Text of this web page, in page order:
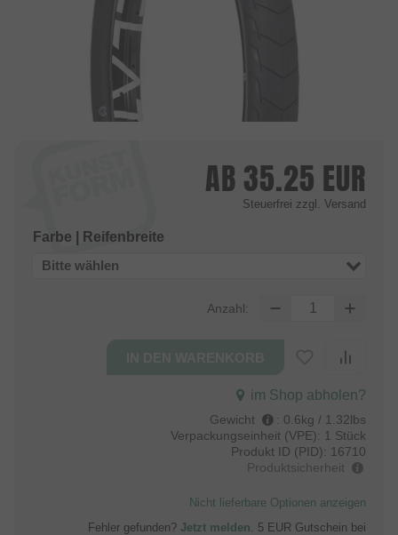
AB35.25 EUR
Steuerfrei zzgl. Versand
Farbe | Reifenbreite
Bitte wählen
Anzahl:
im Shop abholen?
Gewicht : 0.6kg / 1.32lbs
Verpackungseinheit (VPE): 1 Stück
Produkt ID (PID): 16710
Produktsicherheit
Nicht lieferbare Optionen anzeigen
Fehler gefunden? Jetzt melden. 5 EUR Gutschein bei